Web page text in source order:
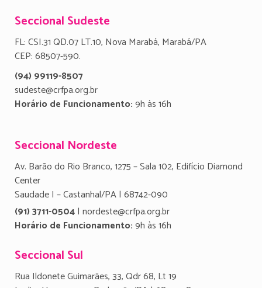
Seccional Sudeste
FL: CSI.31 QD.07 LT.10, Nova Marabá, Marabá/PA
CEP: 68507-590.
(94) 99119-8507
sudeste@crfpa.org.br
Horário de Funcionamento:9h às 16h
Seccional Nordeste
Av. Barão do Rio Branco, 1275 – Sala 102, Edifício Diamond
Center
Saudade I – Castanhal/PA | 68742-090
(91) 3711-0504| nordeste@crfpa.org.br
Horário de Funcionamento:9h às 16h
Seccional Sul
Rua Ildonete Guimarães, 33, Qdr 68, Lt 19